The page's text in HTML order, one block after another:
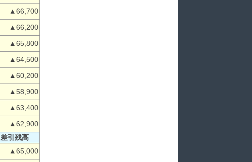
▲66,700
▲66,200
▲65,800
▲64,500
▲60,200
▲58,900
▲63,400
▲62,900
差引残高
▲65,000